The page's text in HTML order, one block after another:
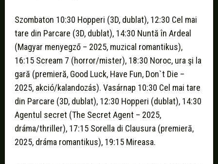
Szombaton 10:30 Hopperi (3D, dublat), 12:30 Cel mai
tare din Parcare (3D, dublat), 14:30 Nuntă în Ardeal
(Magyar menyegző – 2025, muzical romantikus),
16:15 Scream 7 (horror/mister), 18:30 Noroc, ura şi la
gară (premieră, Good Luck, Have Fun, Don`t Die –
2025, akció/kalandozás). Vasárnap 10:30 Cel mai tare
din Parcare (3D, dublat), 12:30 Hopperi (dublat), 14:30
Agentul secret (The Secret Agent – 2025,
dráma/thriller), 17:15 Sorella di Clausura (premieră,
2025, dráma romantikus), 19:15 Mireasa.